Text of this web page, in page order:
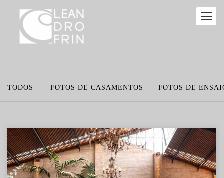
TODOS FOTOS DE CASAMENTOS FOTOS DE